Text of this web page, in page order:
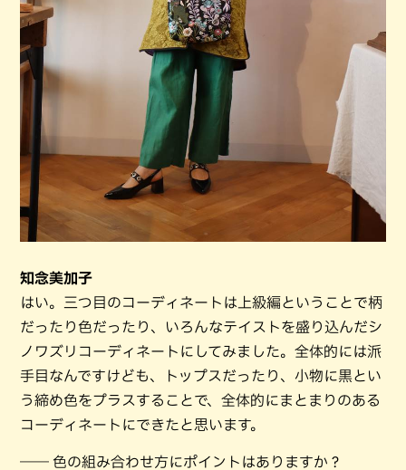
知念美加子
はい。三つ目のコーディネートは上級編ということで柄
だったり色だったり、いろんなテイストを盛り込んだシ
ノワズリコーディネートにしてみました。全体的には派
手目なんですけども、トップスだったり、小物に黒とい
う締め色をプラスすることで、全体的にまとまりのある
コーディネートにできたと思います。
―― 色の組み合わせ方にポイントはありますか？